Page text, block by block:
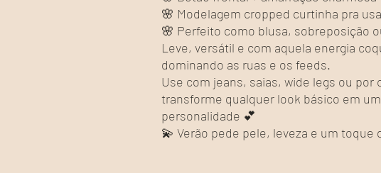
🌸 Modelagem cropped curtinha pra
🌸 Perfeito como blusa, sobreposição
Leve, versátil e com aquela energia
dominando as ruas e os feeds.
Use com jeans, saias, wide legs ou por
transforme qualquer look básico em
personalidade 💕
💫 Verão pede pele, leveza e um toque